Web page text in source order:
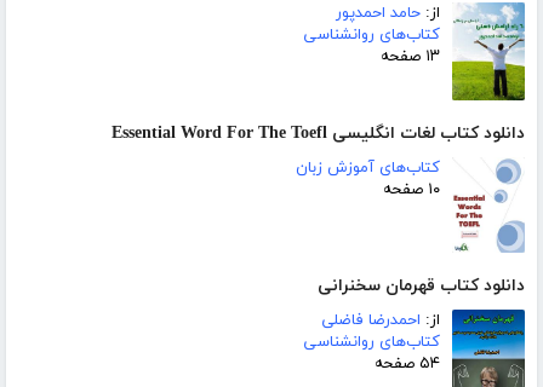
از: حامد احمدپور
کتاب‌های روانشناسی
۱۳ صفحه
دانلود کتاب لغات انگلیسی Essential Word For The Toefl
کتاب‌های آموزش زبان
۱۰ صفحه
دانلود کتاب قهرمان سخنرانی
از: احمدرضا فاضلی
کتاب‌های روانشناسی
۵۴ صفحه